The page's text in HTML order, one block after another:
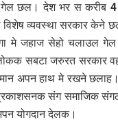
छल। देश भर स करीब 4
व्यवस्था सरकार केने
मे जहाज सेहो चलाउल
सबटा जरुरत सरकार
अपन हाथ मे रखने
संग समाजिक
योगदान देलक।